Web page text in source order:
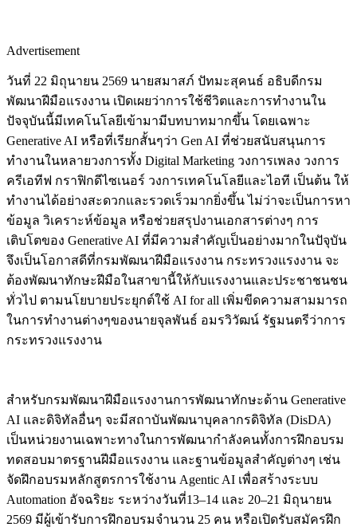
Advertisement
วันที่ 22 มิถุนายน 2569 นายสมาสภ์ ปัทมะสุคนธ์ อธิบดีกรม
พัฒนาฝีมือแรงงาน เปิดเผยว่าการใช้ชีวิตและการทำงานใน
ปัจจุบันนี้มีเทคโนโลยีเข้ามามีบทบาทมากขึ้น โดยเฉพาะ
Generative AI หรือที่เรียกสั้นๆว่า Gen AI ที่ช่วยสนับสนุนการ
ทำงานในหลายวงการทั้ง Digital Marketing วงการเพลง วงการ
ครีเอทีฟ กราฟิกดีไซเนอร์ วงการเทคโนโลยีและไอที เป็นต้น ให้
ทำงานได้อย่างสะดวกและรวดเร็วมากยิ่งขึ้น ไม่ว่าจะเป็นการหา
ข้อมูล วิเคราะห์ข้อมูล หรือช่วยสรุปงานเอกสารต่างๆ การ
เติบโตของ Generative AI ที่มีความสำคัญเป็นอย่างมากในปัจุบัน
จึงเป็นโอกาสดีที่กรมพัฒนาฝีมือแรงงาน กระทรวงแรงงาน จะ
ต้องพัฒนาทักษะฝีมือในสาขานี้ให้กับแรงงานและประชาชนชน
ทั่วไป ตามนโยบายประยุกต์ใช้ AI for all เพิ่มขีดความสามมารถ
ในการทำงานต่างๆของนายจุลพันธ์ อมรวิวัฒน์ รัฐมนตรีว่าการ
กระทรวงแรงงาน
สำหรับกรมพัฒนาฝีมือแรงงานการพัฒนาทักษะด้าน Generative
AI และดิจิทัลอื่นๆ จะมีสถาบันพัฒนาบุคลากรดิจิทัล (DisDA)
เป็นหน่วยงานเฉพาะทางในการพัฒนากำลังคนทั้งการฝึกอบรม
ทดสอบมาตรฐานฝีมือแรงงาน และฐานข้อมูลสำคัญต่างๆ เช่น
จัดฝึกอบรมหลักสูตรการใช้งาน Agentic AI เพื่อสร้างระบบ
Automation อัจฉริยะ ระหว่างวันที่13–14 และ 20–21 มิถุนายน
2569 มีผู้เข้ารับการฝึกอบรมจำนวน 25 คน หรือเปิดรับสมัครฝึก